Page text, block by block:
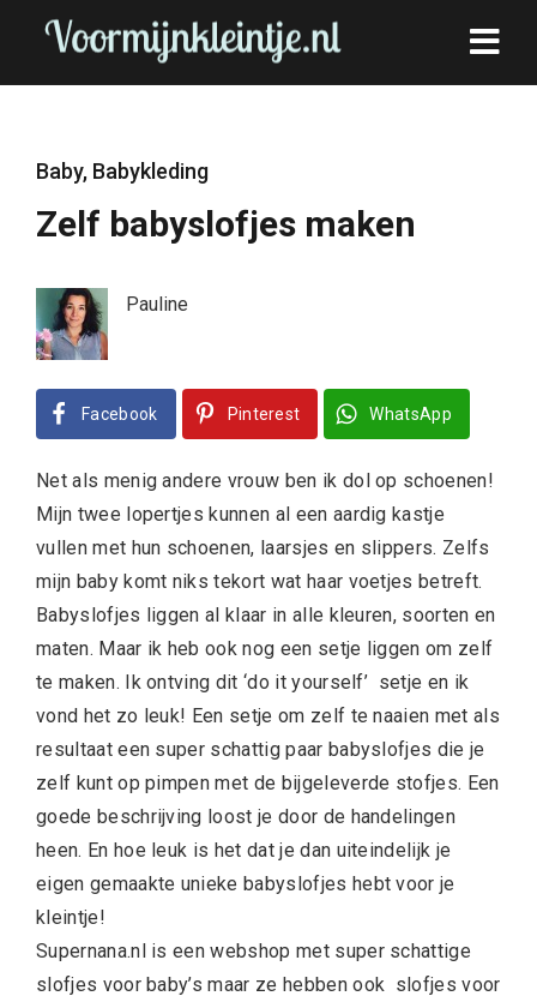
Baby, Babykleding
Zelf babyslofjes maken
Pauline
Facebook Pinterest WhatsApp
Net als menig andere vrouw ben ik dol op schoenen!
Mijn twee lopertjes kunnen al een aardig kastje
vullen met hun schoenen, laarsjes en slippers. Zelfs
mijn baby komt niks tekort wat haar voetjes betreft.
Babyslofjes liggen al klaar in alle kleuren, soorten en
maten. Maar ik heb ook nog een setje liggen om zelf
te maken. Ik ontving dit ‘do it yourself’ setje en ik
vond het zo leuk! Een setje om zelf te naaien met als
resultaat een super schattig paar babyslofjes die je
zelf kunt op pimpen met de bijgeleverde stofjes. Een
goede beschrijving loost je door de handelingen
heen. En hoe leuk is het dat je dan uiteindelijk je
eigen gemaakte unieke babyslofjes hebt voor je
kleintje!
Supernana.nl is een webshop met super schattige
slofjes voor baby’s maar ze hebben ook slofjes voor